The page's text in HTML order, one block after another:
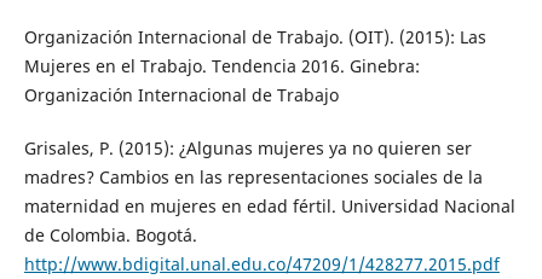
Organización Internacional de Trabajo. (OIT). (2015): Las
Mujeres en el Trabajo. Tendencia 2016. Ginebra:
Organización Internacional de Trabajo
Grisales, P. (2015): ¿Algunas mujeres ya no quieren ser
madres? Cambios en las representaciones sociales de la
maternidad en mujeres en edad fértil. Universidad Nacional
de Colombia. Bogotá.
http://www.bdigital.unal.edu.co/47209/1/428277.2015.pdf